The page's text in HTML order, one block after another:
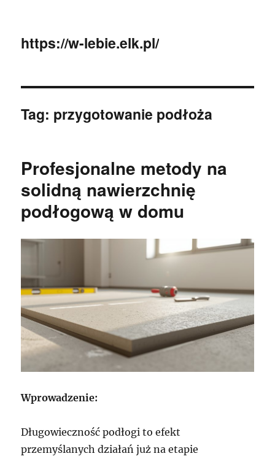
https://w-lebie.elk.pl/
Tag: przygotowanie podłoża
Profesjonalne metody na
solidną nawierzchnię
podłogową w domu
Wprowadzenie:
Długowieczność podłogi to efekt
przemyślanych działań już na etapie